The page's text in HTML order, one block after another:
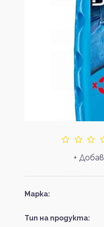
+
Марка:
Тип на продукта: